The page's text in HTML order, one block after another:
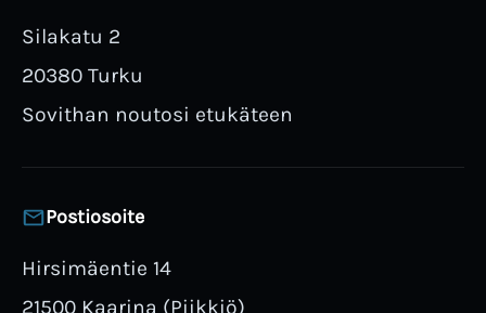
Silakatu 2
20380 Turku
Sovithan noutosi etukäteen
Postiosoite
Hirsimäentie 14
21500 Kaarina (Piikkiö)